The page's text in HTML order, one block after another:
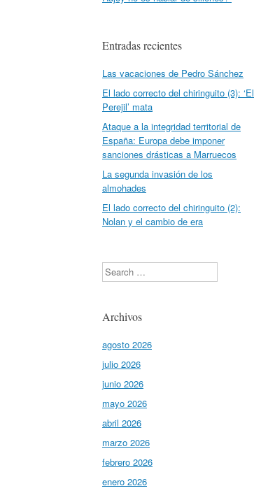
Entradas recientes
Las vacaciones de Pedro Sánchez
El lado correcto del chiringuito (3): ‘El
Perejil’ mata
Ataque a la integridad territorial de
España: Europa debe imponer
sanciones drásticas a Marruecos
La segunda invasión de los
almohades
El lado correcto del chiringuito (2):
Nolan y el cambio de era
Search
Archivos
agosto 2026
julio 2026
junio 2026
mayo 2026
abril 2026
marzo 2026
febrero 2026
enero 2026